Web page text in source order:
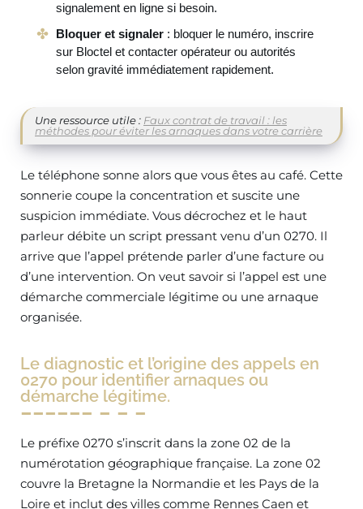
signalement en ligne si besoin.
Bloquer et signaler : bloquer le numéro, inscrire
sur Bloctel et contacter opérateur ou autorités
selon gravité immédiatement rapidement.
Une ressource utile : Faux contrat de travail : les
méthodes pour éviter les arnaques dans votre carrière
Le téléphone sonne alors que vous êtes au café. Cette
sonnerie coupe la concentration et suscite une
suspicion immédiate. Vous décrochez et le haut
parleur débite un script pressant venu d’un 0270. Il
arrive que l’appel prétende parler d’une facture ou
d’une intervention. On veut savoir si l’appel est une
démarche commerciale légitime ou une arnaque
organisée.
Le diagnostic et l’origine des appels en
0270 pour identifier arnaques ou
démarche légitime.
Le préfixe 0270 s’inscrit dans la zone 02 de la
numérotation géographique française. La zone 02
couvre la Bretagne la Normandie et les Pays de la
Loire et inclut des villes comme Rennes Caen et